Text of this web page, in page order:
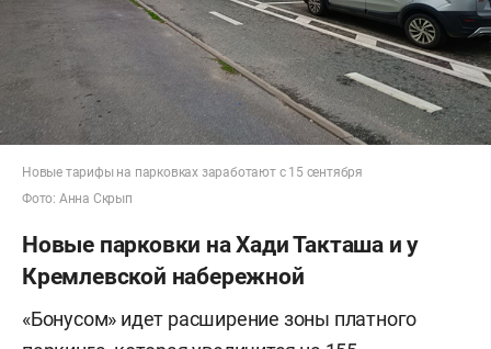
Новые тарифы на парковках заработают с 15 сентября
Фото: Анна Скрып
Новые парковки на Хади Такташа и у
Кремлевской набережной
«Бонусом» идет расширение зоны платного